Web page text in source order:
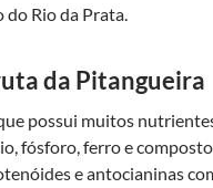
do Rio da Prata.
da Pitangueira
possui muitos
fósforo, ferro e
e antocianinas